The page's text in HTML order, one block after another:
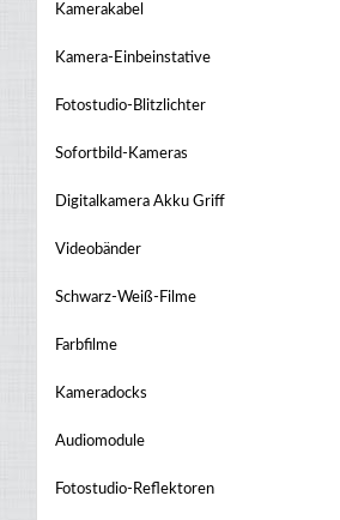
Kamerakabel
Kamera-Einbeinstative
Fotostudio-Blitzlichter
Sofortbild-Kameras
Digitalkamera Akku Griff
Videobänder
Schwarz-Weiß-Filme
Farbfilme
Kameradocks
Audiomodule
Fotostudio-Reflektoren